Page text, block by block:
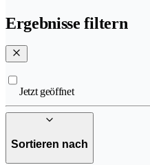
Ergebnisse filtern
Jetzt geöffnet
Sortieren nach